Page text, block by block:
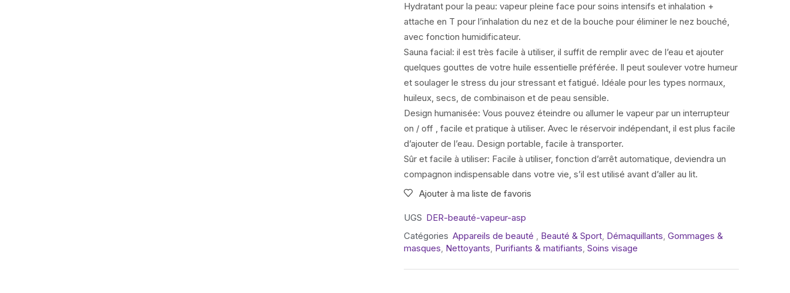
Hydratant pour la peau: vapeur pleine face pour soins intensifs et inhalation +
attache en T pour l’inhalation du nez et de la bouche pour éliminer le nez bouché,
avec fonction humidificateur.
Sauna facial: il est très facile à utiliser, il suffit de remplir avec de l’eau et ajouter
quelques gouttes de votre huile essentielle préférée. Il peut soulever votre humeur
et soulager le stress du jour stressant et fatigué. Idéale pour les types normaux,
huileux, secs, de combinaison et de peau sensible.
Design humanisée: Vous pouvez éteindre ou allumer le vapeur par un interrupteur
on / off , facile et pratique à utiliser. Avec le réservoir indépendant, il est plus facile
d’ajouter de l’eau. Design portable, facile à transporter.
Sûr et facile à utiliser: Facile à utiliser, fonction d’arrêt automatique, deviendra un
compagnon indispensable dans votre vie, s’il est utilisé avant d’aller au lit.
Ajouter à ma liste de favoris
UGS DER-beauté-vapeur-asp
Catégories Appareils de beauté , Beauté & Sport, Démaquillants, Gommages &
masques, Nettoyants, Purifiants & matifiants, Soins visage